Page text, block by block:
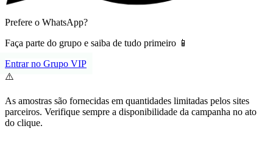
Prefere o WhatsApp?
Faça parte do grupo e saiba de tudo primeiro 📱
Entrar no Grupo VIP
⚠️
As amostras são fornecidas em quantidades limitadas pelos sites
parceiros. Verifique sempre a disponibilidade da campanha no ato
do clique.